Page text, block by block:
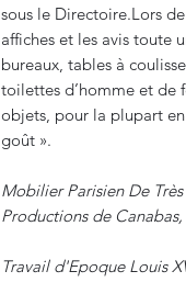
sous le Directoire.Lors
affiches et les avis toute
bureaux, tables à
toilettes d’homme et de
objets, pour la plupart
goût ».
Mobilier Parisien De
Productions de
Travail d'Epoque Louis